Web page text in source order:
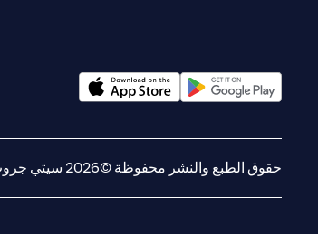
حقوق الطبع والنشر محفوظة ©2026 سيتي جروب انك.